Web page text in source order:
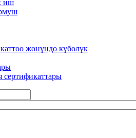
иш
жөнүндө күбөлүк
сертификаттары